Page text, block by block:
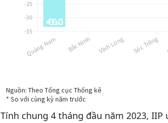
Tính chung 4 tháng đầu năm 2023,